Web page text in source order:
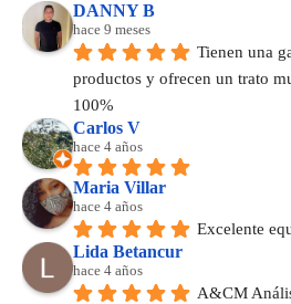
DANNY B
hace 9 meses
Tienen una
productos y ofrecen un trato
100%
Carlos V
hace 4 años
Maria Villar
hace 4 años
Excelente
Lida Betancur
hace 4 años
A&CM